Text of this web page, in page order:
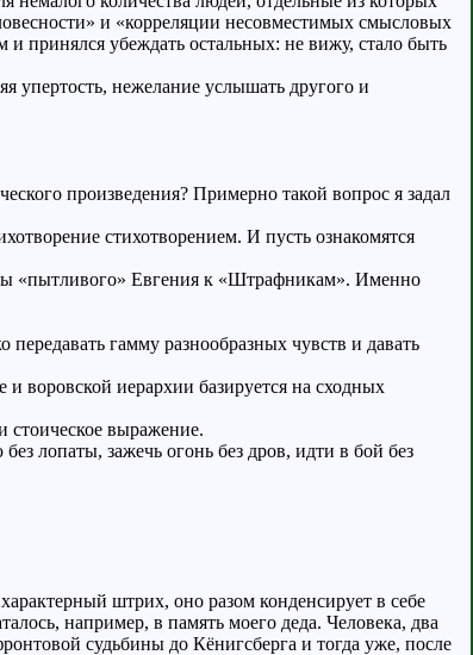
и «корреляции несовместимых смысловых
принялся убеждать остальных: не вижу, стало быть
упертость, нежелание услышать другого и
произведения? Примерно такой вопрос я задал
стихотворением. И пусть ознакомятся
«пытливого» Евгения к «Штрафникам». Именно
передавать гамму разнообразных чувств и давать
воровской иерархии базируется на сходных
стоическое выражение.
лопаты, зажечь огонь без дров, идти в бой без
штрих, оно разом конденсирует в себе
например, в память моего деда. Человека, два
судьбины до Кёнигсберга и тогда уже, после